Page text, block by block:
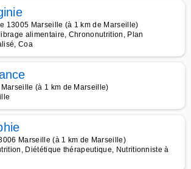
13005 Marseille (à 1 km de Marseille)
alimentaire, Chrononutrition, Plan
Coa
(à 1 km de Marseille)
Marseille (à 1 km de Marseille)
Diététique thérapeutique, Nutritionniste à